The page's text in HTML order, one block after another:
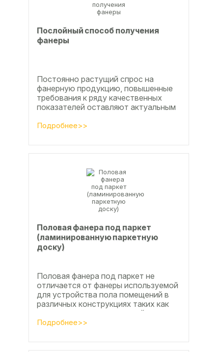
Послойный способ получения
фанеры
Постоянно растущий спрос на
фанерную продукцию, повышенные
требования к ряду качественных
показателей оставляют актуальным
технологии производства клееной...
Подробнее>>
Половая фанера под паркет
(ламинированную паркетную
доску)
Половая фанера под паркет не
отличается от фанеры используемой
для устройства пола помещений в
различных конструкциях таких как
ламинат из ламинированной
паркетной доски, а так же...
Подробнее>>